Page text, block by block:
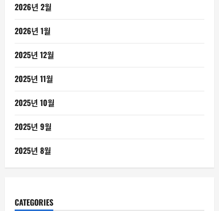
2026년 2월
2026년 1월
2025년 12월
2025년 11월
2025년 10월
2025년 9월
2025년 8월
CATEGORIES